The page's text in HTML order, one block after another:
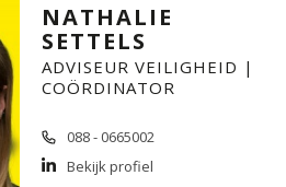
NATHALIE
SETTELS
ADVISEUR VEILIGHEID |
COÖRDINATOR
088 - 0665002
Bekijk profiel